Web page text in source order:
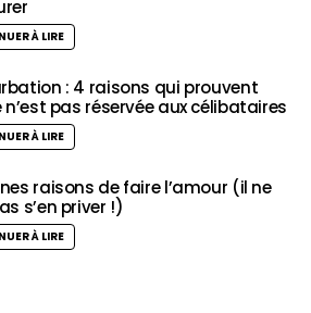
À LIRE
: 4 raisons qui prouvent
n’est pas réservée aux célibataires
À LIRE
raisons de faire l’amour (il ne
s’en priver !)
À LIRE